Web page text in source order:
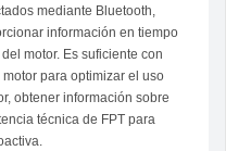
mediante Bluetooth,
información en tiempo
motor. Es suficiente con
para optimizar el uso
obtener información sobre
técnica de FPT para